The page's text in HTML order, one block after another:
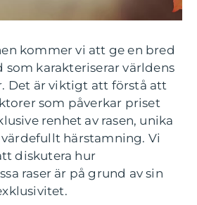
kommer vi att ge en bred
som karakteriserar världens
Det är viktigt att förstå att
som påverkar priset
renhet av rasen, unika
härstamning. Vi
diskutera hur
raser är på grund av sin